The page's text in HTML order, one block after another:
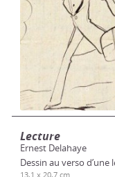
Lecture
Ernest Delahaye
Dessin au verso
13,1 x 20,7 cm